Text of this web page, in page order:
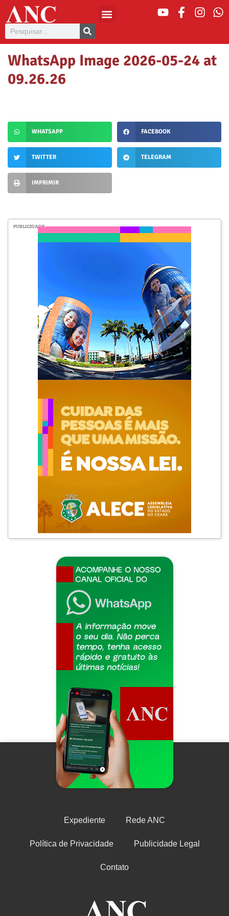
WhatsApp Image 2026-05-24 at
09.26.26
WHATSAPP FACEBOOK
TWITTER TELEGRAM
IMPRIMIR
PUBLICIDADE
Expediente Rede ANC
Política de Privacidade Publicidade Legal
Contato